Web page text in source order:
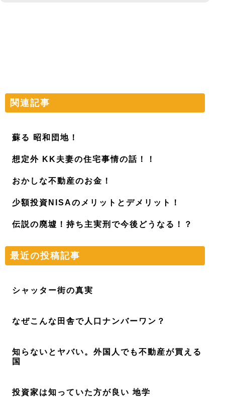
関連記事
蘇る 昭和団地！
想定外 KK夫妻の住宅事情の話！！
おかしな不動産のお金！
少額投資NISAのメリットとデメリット！
伝説の廃墟！持ち主実刑で今後どうなる！？
最近の投稿記事
シャッター街の真実
なぜこんな田舎で人口ナンバーワン？
知らないとヤバい。外国人でも不動産が買える
国
投資家は知っていた方が良い 地学